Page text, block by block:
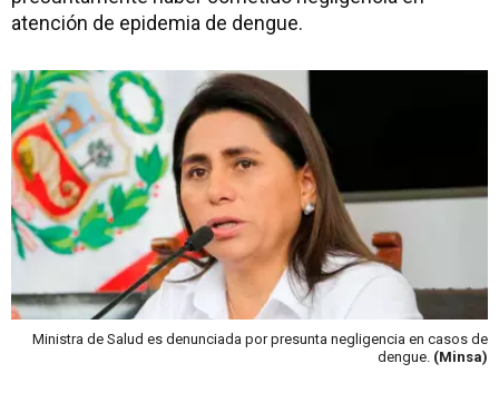
atención de epidemia de dengue.
Ministra de Salud es denunciada por presunta negligencia en casos de
dengue. (Minsa)